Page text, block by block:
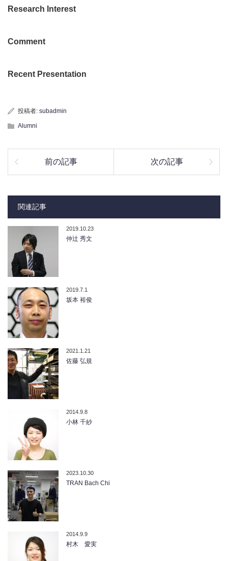
Research Interest
Comment
Recent Presentation
投稿者: subadmin
Alumni
前の記事 次の記事
関連記事
2019.10.23
仲辻 秀文
2019.7.1
坂本 裕俊
2021.1.21
佐藤 弘規
2014.9.8
小林 千紗
2023.10.30
TRAN Bach Chi
2014.9.9
村木 愛実